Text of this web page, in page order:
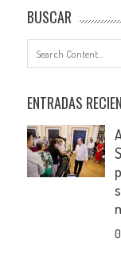
BUSCAR
ENTRADAS